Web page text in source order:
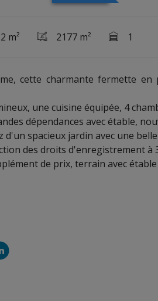
m² 2177 m² 1
cette charmante fermette
une cuisine équipée, 4
dépendances avec étable,
spacieux jardin avec une
des droits d'enregistrement à
de prix, terrain avec